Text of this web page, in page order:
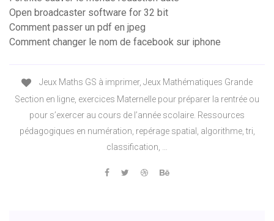
Open broadcaster software for 32 bit
Comment passer un pdf en jpeg
Comment changer le nom de facebook sur iphone
Jeux Maths GS à imprimer, Jeux Mathématiques Grande
Section en ligne, exercices Maternelle pour préparer la rentrée ou
pour s’exercer au cours de l’année scolaire. Ressources
pédagogiques en numération, repérage spatial, algorithme, tri,
classification, …